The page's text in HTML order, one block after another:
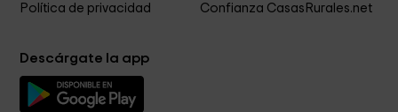
Política de privacidad Confianza CasasRurales.net
Descárgate la app